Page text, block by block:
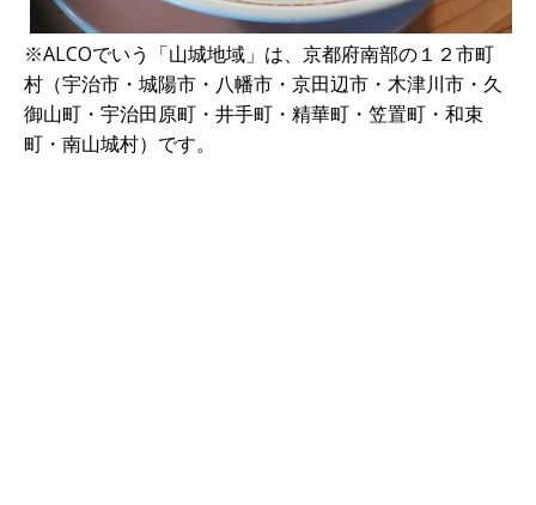
※ALCOでいう「山城地域」は、京都府南部の１２市町
村（宇治市・城陽市・八幡市・京田辺市・木津川市・久
御山町・宇治田原町・井手町・精華町・笠置町・和束
町・南山城村）です。